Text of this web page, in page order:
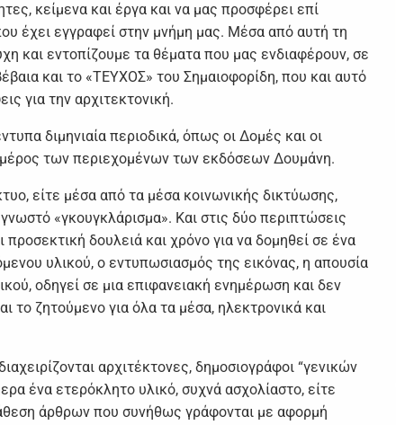
κείμενα και έργα και να μας προσφέρει επί
έχει εγγραφεί στην μνήμη μας. Μέσα από αυτή τη
και εντοπίζουμε τα θέματα που μας ενδιαφέρουν, σε
και το «ΤΕΥΧΟΣ» του Σημαιοφορίδη, που και αυτό
για την αρχιτεκτονική.
διμηνιαία περιοδικά, όπως οι Δομές και oι
των περιεχομένων των εκδόσεων Δουμάνη.
είτε μέσα από τα μέσα κοινωνικής δικτύωσης,
«γκουγκλάρισμα». Και στις δύο περιπτώσεις
δουλειά και χρόνο για να δομηθεί σε ένα
υλικού, ο εντυπωσιασμός της εικόνας, η απουσία
οδηγεί σε μια επιφανειακή ενημέρωση και δεν
το ζητούμενο για όλα τα μέσα, ηλεκτρονικά και
αρχιτέκτονες, δημοσιογράφοι “γενικών
ένα ετερόκλητο υλικό, συχνά ασχολίαστο, είτε
άρθρων που συνήθως γράφονται με αφορμή